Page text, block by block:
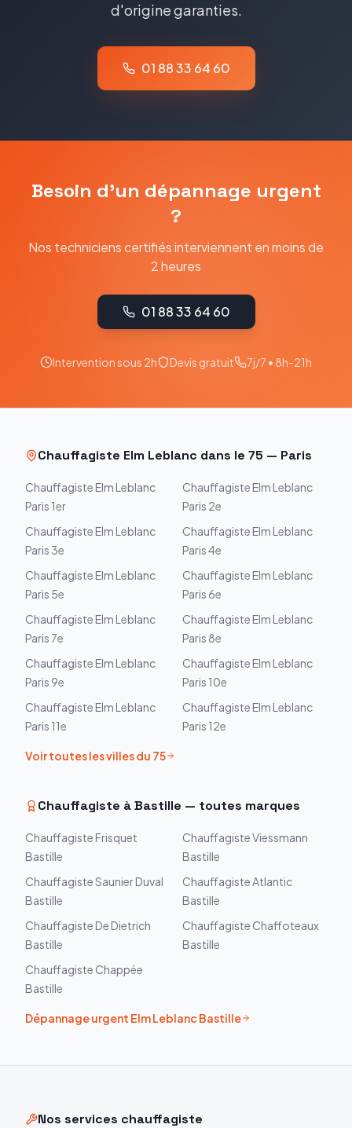
d'origine garanties.
01 88 33 64 60
Besoin d'un dépannage urgent
?
Nos techniciens certifiés interviennent en moins de
2 heures
01 88 33 64 60
Intervention sous 2h Devis gratuit 7j/7 • 8h-21h
Chauffagiste Elm Leblanc dans le 75 — Paris
Chauffagiste Elm Leblanc
Paris 1er
Chauffagiste Elm Leblanc
Paris 2e
Chauffagiste Elm Leblanc
Paris 3e
Chauffagiste Elm Leblanc
Paris 4e
Chauffagiste Elm Leblanc
Paris 5e
Chauffagiste Elm Leblanc
Paris 6e
Chauffagiste Elm Leblanc
Paris 7e
Chauffagiste Elm Leblanc
Paris 8e
Chauffagiste Elm Leblanc
Paris 9e
Chauffagiste Elm Leblanc
Paris 10e
Chauffagiste Elm Leblanc
Paris 11e
Chauffagiste Elm Leblanc
Paris 12e
Voir toutes les villes du 75
Chauffagiste àBastille — toutes marques
Chauffagiste Frisquet
Bastille
ChauffagisteViessmann
Bastille
ChauffagisteSaunier Duval
Bastille
ChauffagisteAtlantic
Bastille
Chauffagiste De Dietrich
Bastille
Chauffagiste Chaffoteaux
Bastille
Chauffagiste Chappée
Bastille
Dépannage urgent Elm Leblanc Bastille
Nos services chauffagiste